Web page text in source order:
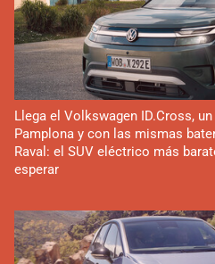
Llega el Volkswagen ID.Cross,
Pamplona y con las mismas
Raval: el SUV eléctrico más
esperar